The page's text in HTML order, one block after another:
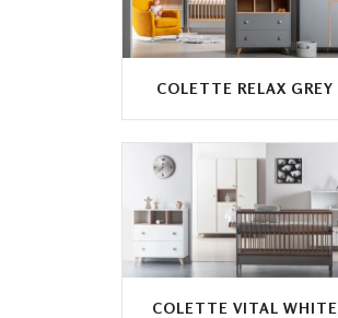
COLETTE RELAX GREY
COLETTE VITAL WHITE